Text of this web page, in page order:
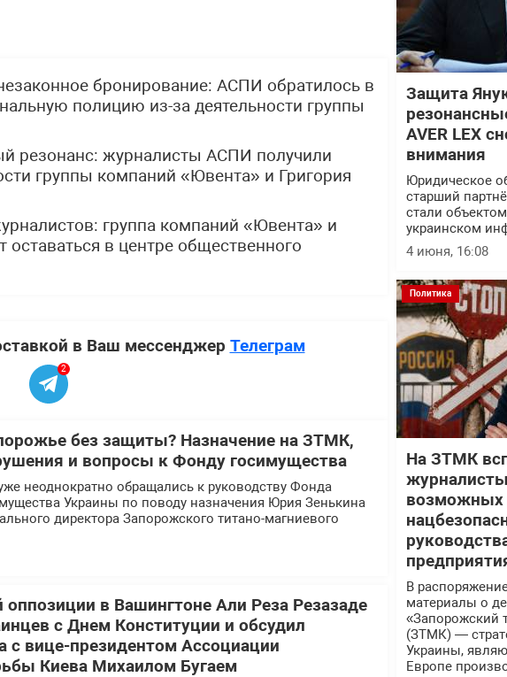
бронирование: АСПИ обратилось в
полицию из-за деятельности группы
резонанс: журналисты АСПИ получили
группы компаний «Ювента» и Григория
группа компаний «Ювента» и
в центре общественного
в Ваш мессенджер Телеграм
2
без защиты? Назначение на ЗТМК,
и вопросы к Фонду госимущества
неоднократно обращались к руководству Фонда
Украины по поводу назначения Юрия Зенькина
директора Запорожского титано-магниевого
оппозиции в Вашингтоне Али Реза Резазаде
с Днем Конституции и обсудил
с вице-президентом Ассоциации
Киева Михаилом Бугаем
Защита
AVER LEX
внимания
Юридическое
старший
стали
украинском
4 июня, 16:08
Политика
На ЗТМК
возможных
В
материалы о
«Запорожский
(ЗТМК) —
Украины,
Европе